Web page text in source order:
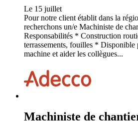
Le 15 juillet
Pour notre client établit dans la
recherchons un/e Machiniste de
Responsabilités * Construction
terrassements, fouilles * Disponible
machine et aider les collègues...
Machiniste de